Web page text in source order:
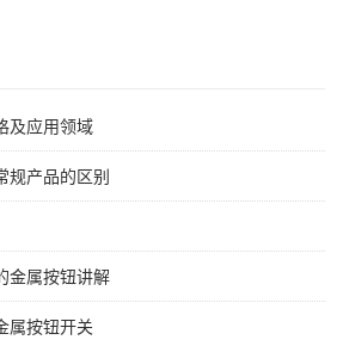
及应用领域
规产品的区别
金属按钮讲解
属按钮开关